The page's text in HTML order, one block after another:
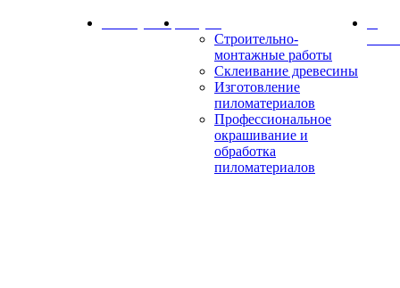
Калькулятор
Строительно-
монтажные работы
Склеивание древесины
Изготовление
пиломатериалов
Профессиональное
окрашивание и
обработка
пиломатериалов